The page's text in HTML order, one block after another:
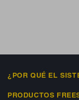
¿POR QUÉ EL
PRODUCTOS